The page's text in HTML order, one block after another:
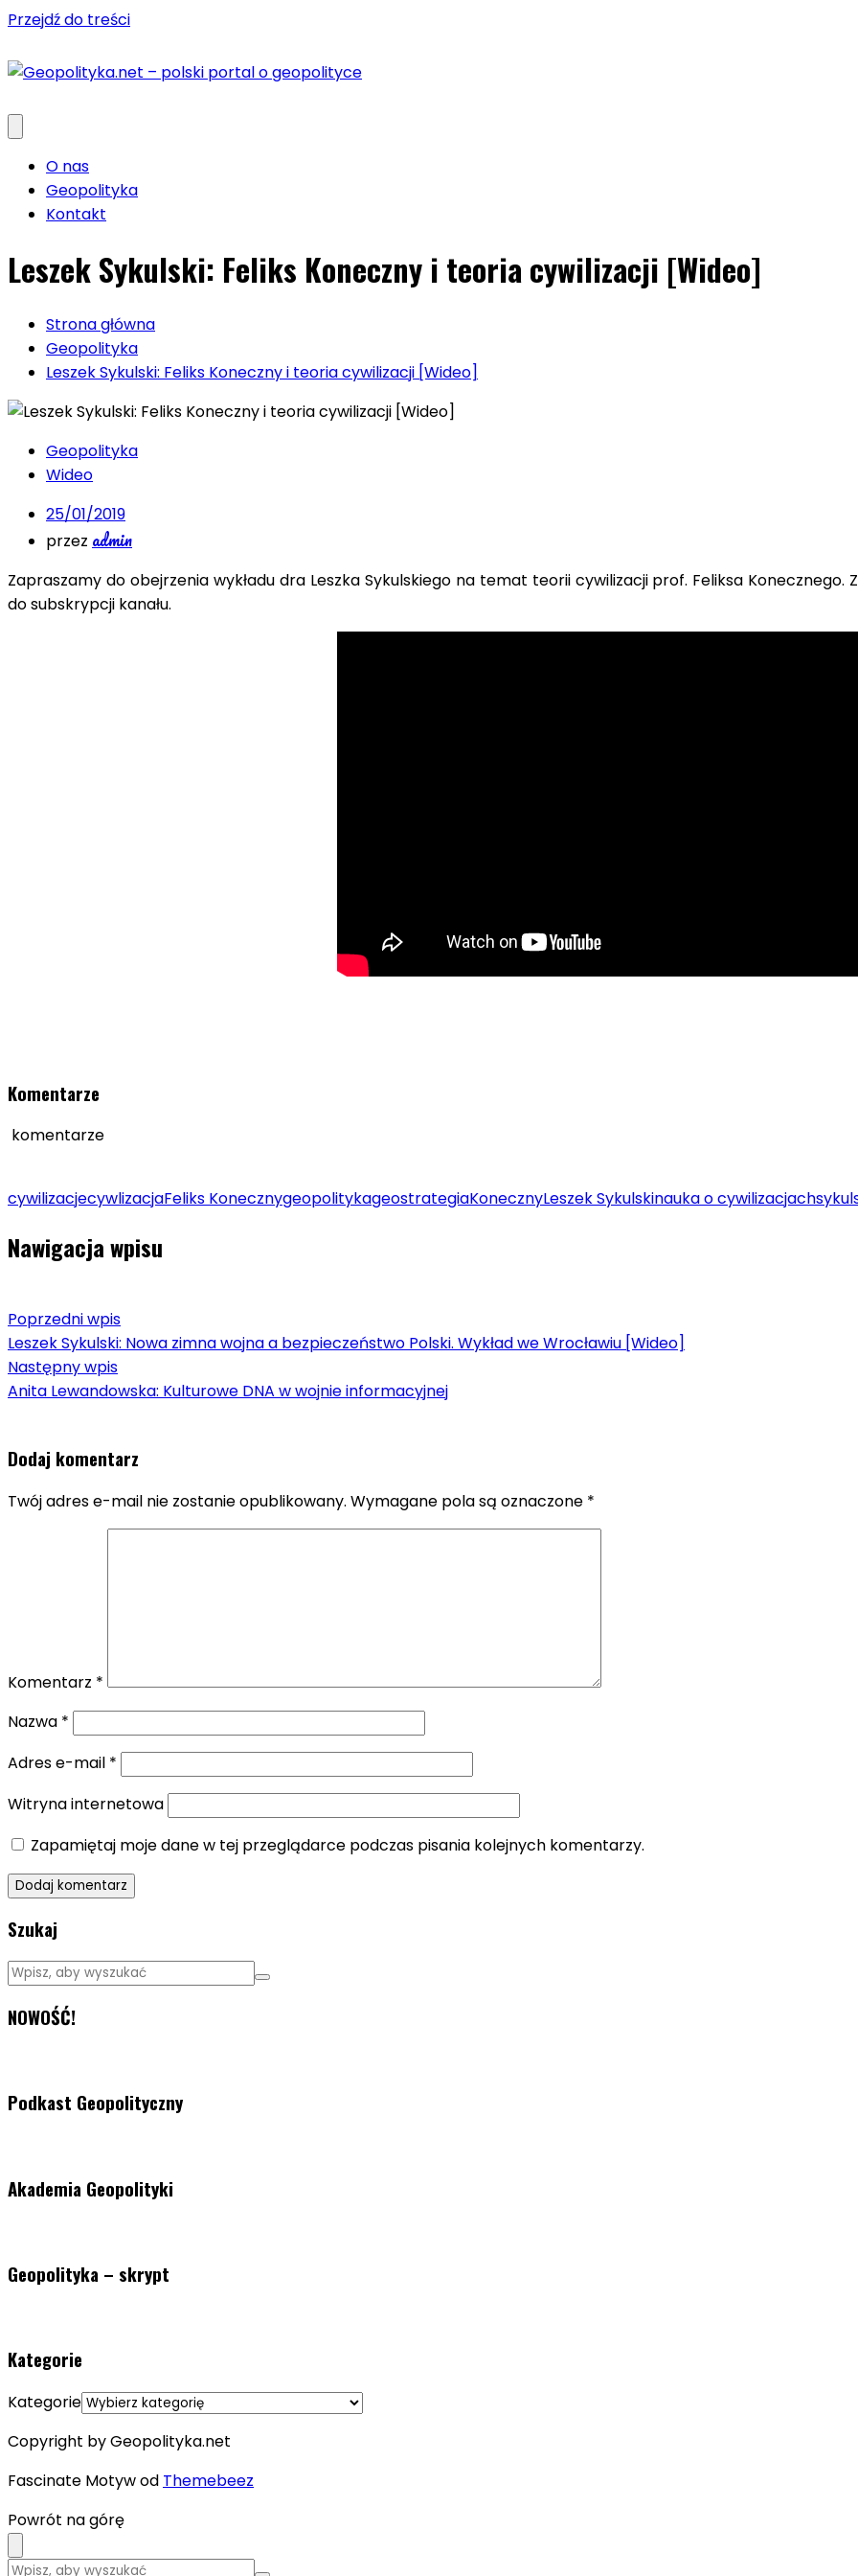
Przejdź do treści
O nas
Geopolityka
Kontakt
Leszek Sykulski: Feliks Koneczny i teoria cywilizacji [Wideo]
Strona główna
Geopolityka
Leszek Sykulski: Feliks Koneczny i teoria cywilizacji [Wideo]
Geopolityka
Wideo
25/01/2019
przez admin
Zapraszamy do obejrzenia wykładu dra Leszka Sykulskiego na temat teorii cywilizacji prof. Feliksa
do subskrypcji kanału.
Komentarze
komentarze
cywilizacjecywlizacjaFeliks KonecznygeopolitykageostrategiaKonecznyLeszek Sykulskinauka o cywilizacjach
Nawigacja wpisu
Poprzedni wpis
Leszek Sykulski: Nowa zimna wojna a bezpieczeństwo Polski. Wykład we Wrocławiu [Wideo]
Następny wpis
Anita Lewandowska: Kulturowe DNA w wojnie informacyjnej
Dodaj komentarz
Twój adres e-mail nie zostanie opublikowany. Wymagane pola są oznaczone *
Komentarz *
Nazwa *
Adres e-mail *
Witryna internetowa
Zapamiętaj moje dane w tej przeglądarce podczas pisania kolejnych komentarzy.
Szukaj
NOWOŚĆ!
Podkast Geopolityczny
Akademia Geopolityki
Geopolityka – skrypt
Kategorie
Kategorie
Copyright by Geopolityka.net
Fascinate Motyw od Themebeez
Powrót na górę